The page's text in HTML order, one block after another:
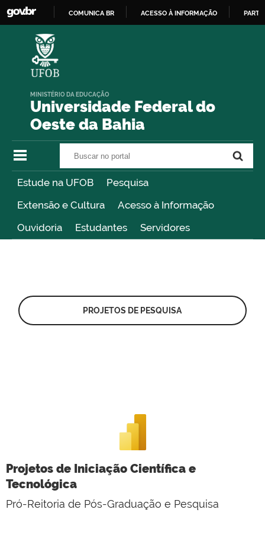
COMUNICA BR ACESSO À INFORMAÇÃO
Universidade Federal do
Oeste da Bahia
MINISTÉRIO DA EDUCAÇÃO
Estude na UFOB
Pesquisa
Extensão e Cultura
Acesso à Informação
Ouvidoria
Estudantes Servidores
PROJETOS DE PESQUISA
Projetos de Iniciação Científica e
Tecnológica
Pró-Reitoria de Pós-Graduação e Pesquisa